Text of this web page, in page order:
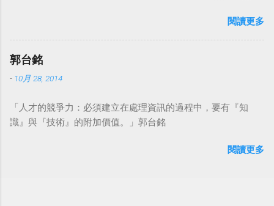
點看事情，就不會覺得活著是一件沉重的事。#超譯尼采 — 中
華名言 - Chinese Quotes (@chinese_quotes) May 23, 2023
閱讀更多
郭台銘
- 10月 28, 2014
「人才的競爭力：必須建立在處理資訊的過程中，要有『知
識』與『技術』的附加價值。」郭台銘
閱讀更多